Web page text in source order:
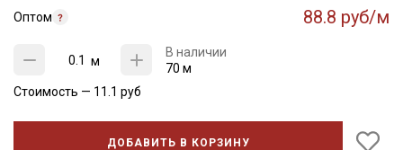
Оптом 88.8 руб/м
м
В наличии
70 м
Стоимость — 11.1 руб
ДОБАВИТЬ В КОРЗИНУ